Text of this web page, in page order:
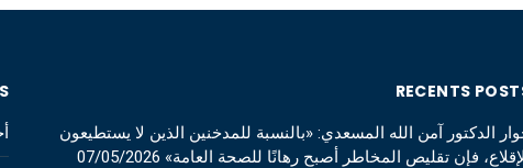
RECENTS
الدكتور آمن الله المسعدي: «بالنسبة للمدخنين الذين لا يستطيعون
فإن تقليص المخاطر أصبح رهانًا للصحة العامة» 07/05/2026